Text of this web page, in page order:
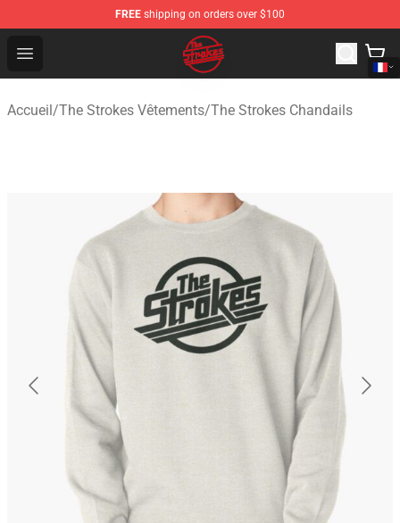
FREE shipping on orders over $100
Open menu
The Strokes Shop - Official The Strokes Merchandise
Accueil/The Strokes Vêtements/The Strokes Chandails